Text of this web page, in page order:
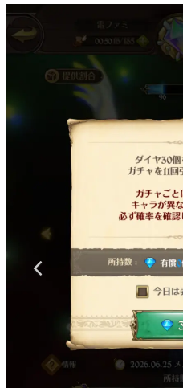
なんでゲームは
ゲーム開発者・
具体的な形から解き
です。
ゲームが変えた
「経験値」「裏技」
の起源や用法の変遷
イニーP氏が徹底調査。
カテゴリ
アプリレビュー
その他
電ファミニコゲーマーとは？
運営：株式会社マレ